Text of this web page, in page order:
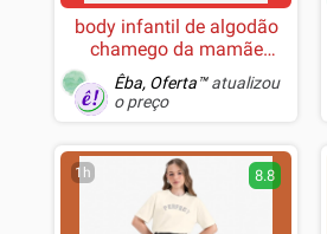
body infantil de algodão
chamego da mamãe
listrado rosa
Êba, Oferta™atualizou
o preço
1h 8.8